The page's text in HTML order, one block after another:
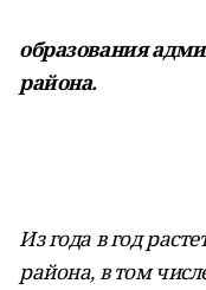
образования
района.
Из года в год
района, в том